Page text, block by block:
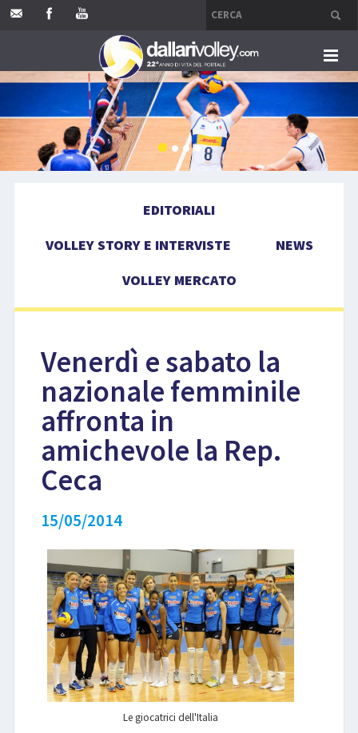
HOME
EDITORIALI
VOLLEY MERCATO
COMPETIZIONI
EVENTI
LIBRI
EDITORIALI
VOLLEY STORY E INTERVISTE
NEWS
VOLLEY MERCATO
Venerdì e sabato la
nazionale femminile
affronta in
amichevole la Rep.
Ceca
15/05/2014
Le giocatrici dell'Italia